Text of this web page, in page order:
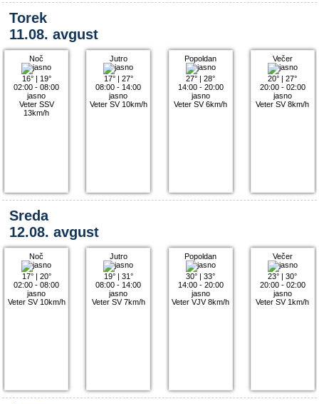
Torek
11.08. avgust
Noč
16°| 19°
02:00 - 08:00
jasno
Veter SSV
13km/h
Jutro
17°| 27°
08:00 - 14:00
jasno
Veter SV 10km/h
Popoldan
27° |28°
14:00 - 20:00
jasno
Veter SV 6km/h
Večer
20° |27°
20:00 - 02:00
jasno
Veter SV 8km/h
Sreda
12.08. avgust
Noč
17°| 20°
02:00 - 08:00
jasno
Veter SV 10km/h
Jutro
19°| 31°
08:00 - 14:00
jasno
Veter SV 7km/h
Popoldan
30° |33°
14:00 - 20:00
jasno
Veter VJV 8km/h
Večer
23° |30°
20:00 - 02:00
jasno
Veter SV 1km/h